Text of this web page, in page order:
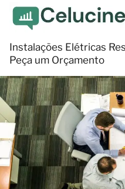
Instalações Elétricas
Peça um Orçamento